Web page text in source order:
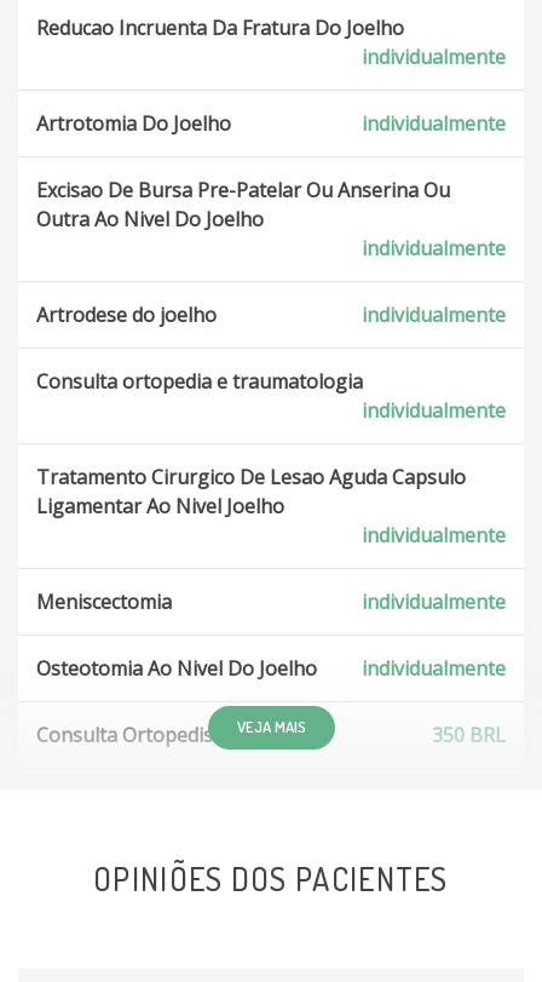
Reducao Incruenta Da Fratura Do Joelho
individualmente
Artrotomia Do Joelho individualmente
Excisao De Bursa Pre-Patelar Ou Anserina Ou
Outra Ao Nivel Do Joelho
individualmente
Artrodese do joelho individualmente
Consulta ortopedia e traumatologia
individualmente
Tratamento Cirurgico De Lesao Aguda Capsulo
Ligamentar Ao Nivel Joelho
individualmente
Meniscectomia individualmente
Osteotomia Ao Nivel Do Joelho individualmente
Consulta Ortopedista Geral 350 BRL
Reconstrução ligamentar extra-articular do joelho
VEJA MAIS
OPINIÕES DOS PACIENTES